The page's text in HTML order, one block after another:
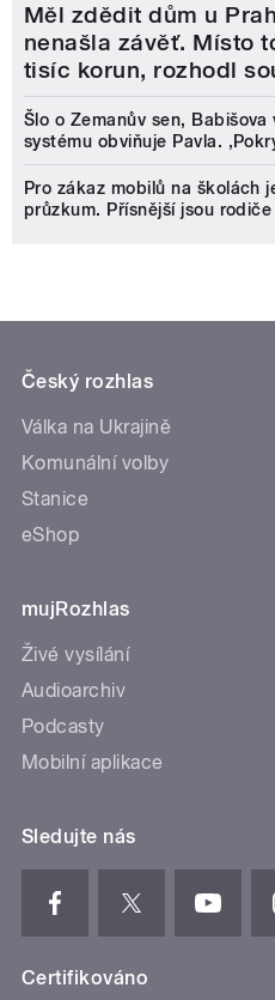
Měl zdědit dům u
nenašla závěť. Místo
tisíc korun, rozhodl
Šlo o Zemanův sen,
systému obviňuje Pavla.
Pro zákaz mobilů na školách
průzkum. Přísnější jsou
Český rozhlas
Válka na Ukrajině
Komunální volby
Stanice
eShop
mujRozhlas
Živé vysílání
Audioarchiv
Podcasty
Mobilní aplikace
Sledujte nás
Certifikováno